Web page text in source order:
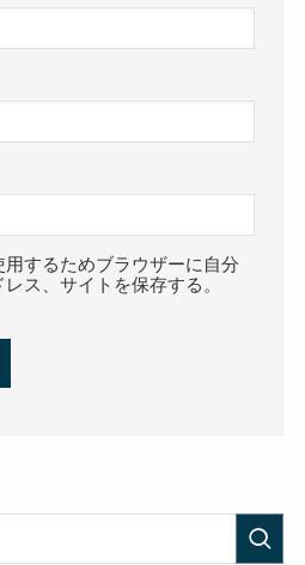
するためブラウザーに自分
ス、サイトを保存する。